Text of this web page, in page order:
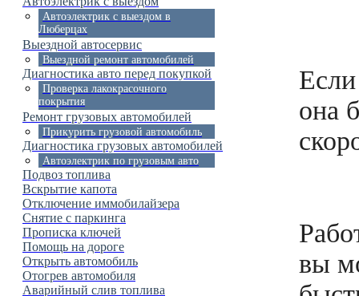
Автоэлектрик с выездом в
Люберцах
Выездной автосервис
Выездной ремонт автомобилей
Диагностика авто перед покупкой
Проверка лакокрасочного
покрытия
Ремонт грузовых автомобилей
Прикурить грузовой автомобиль
Диагностика грузовых автомобилей
Автоэлектрик по грузовым авто
Подвоз топлива
Вскрытие капота
Отключение иммобилайзера
Снятие с паркинга
Прописка ключей
Помощь на дороге
Открыть автомобиль
Отогрев автомобиля
Аварийный слив топлива
она
Р
вы